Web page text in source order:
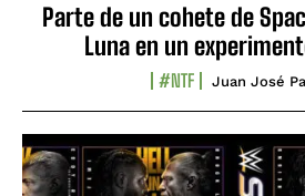
Parte de un cohete de
Luna en un
#NTF Juan José